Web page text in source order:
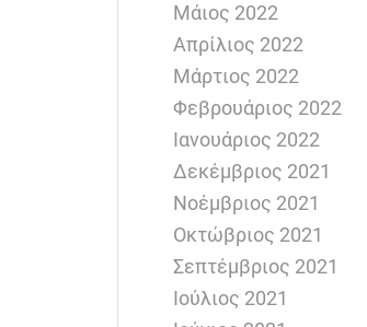
Μάιος 2022
Απρίλιος 2022
Μάρτιος 2022
Φεβρουάριος 2022
Ιανουάριος 2022
Δεκέμβριος 2021
Νοέμβριος 2021
Οκτώβριος 2021
Σεπτέμβριος 2021
Ιούλιος 2021